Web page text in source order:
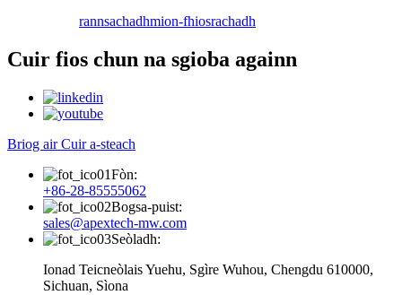
rannsachadhmion-fhiosrachadh
Cuir fios chun na sgioba againn
Briog air Cuir a-steach
Fòn:
+86-28-85555062
Bogsa-puist:
sales@apextech-mw.com
Seòladh:
Ionad Teicneòlais Yuehu, Sgìre Wuhou, Chengdu 610000,
Sichuan, Sìona